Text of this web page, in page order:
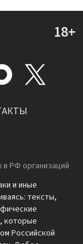
РФ организаций
и иные
тексты,
которые
Российской